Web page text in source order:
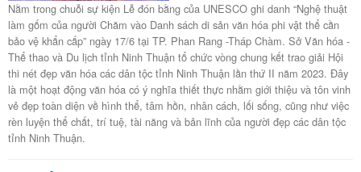
Nằm trong chuỗi sự kiện Lễ đón bằng của UNESCO ghi danh “Nghệ thuật
làm gốm của người Chăm vào Danh sách di sản văn hóa phi vật thể cần
bảo vệ khẩn cấp” ngày 17/6 tại TP. Phan Rang -Tháp Chàm. Sở Văn hóa -
Thể thao và Du lịch tỉnh Ninh Thuận tổ chức vòng chung kết trao giải Hội
thi nét đẹp văn hóa các dân tộc tỉnh Ninh Thuận lần thứ II năm 2023. Đây
là một hoạt động văn hóa có ý nghĩa thiết thực nhằm giới thiệu và tôn vinh
vẻ đẹp toàn diện về hình thể, tâm hồn, nhân cách, lối sống, cũng như việc
rèn luyện thể chất, trí tuệ, tài năng và bản lĩnh của người đẹp các dân tộc
tỉnh Ninh Thuận.